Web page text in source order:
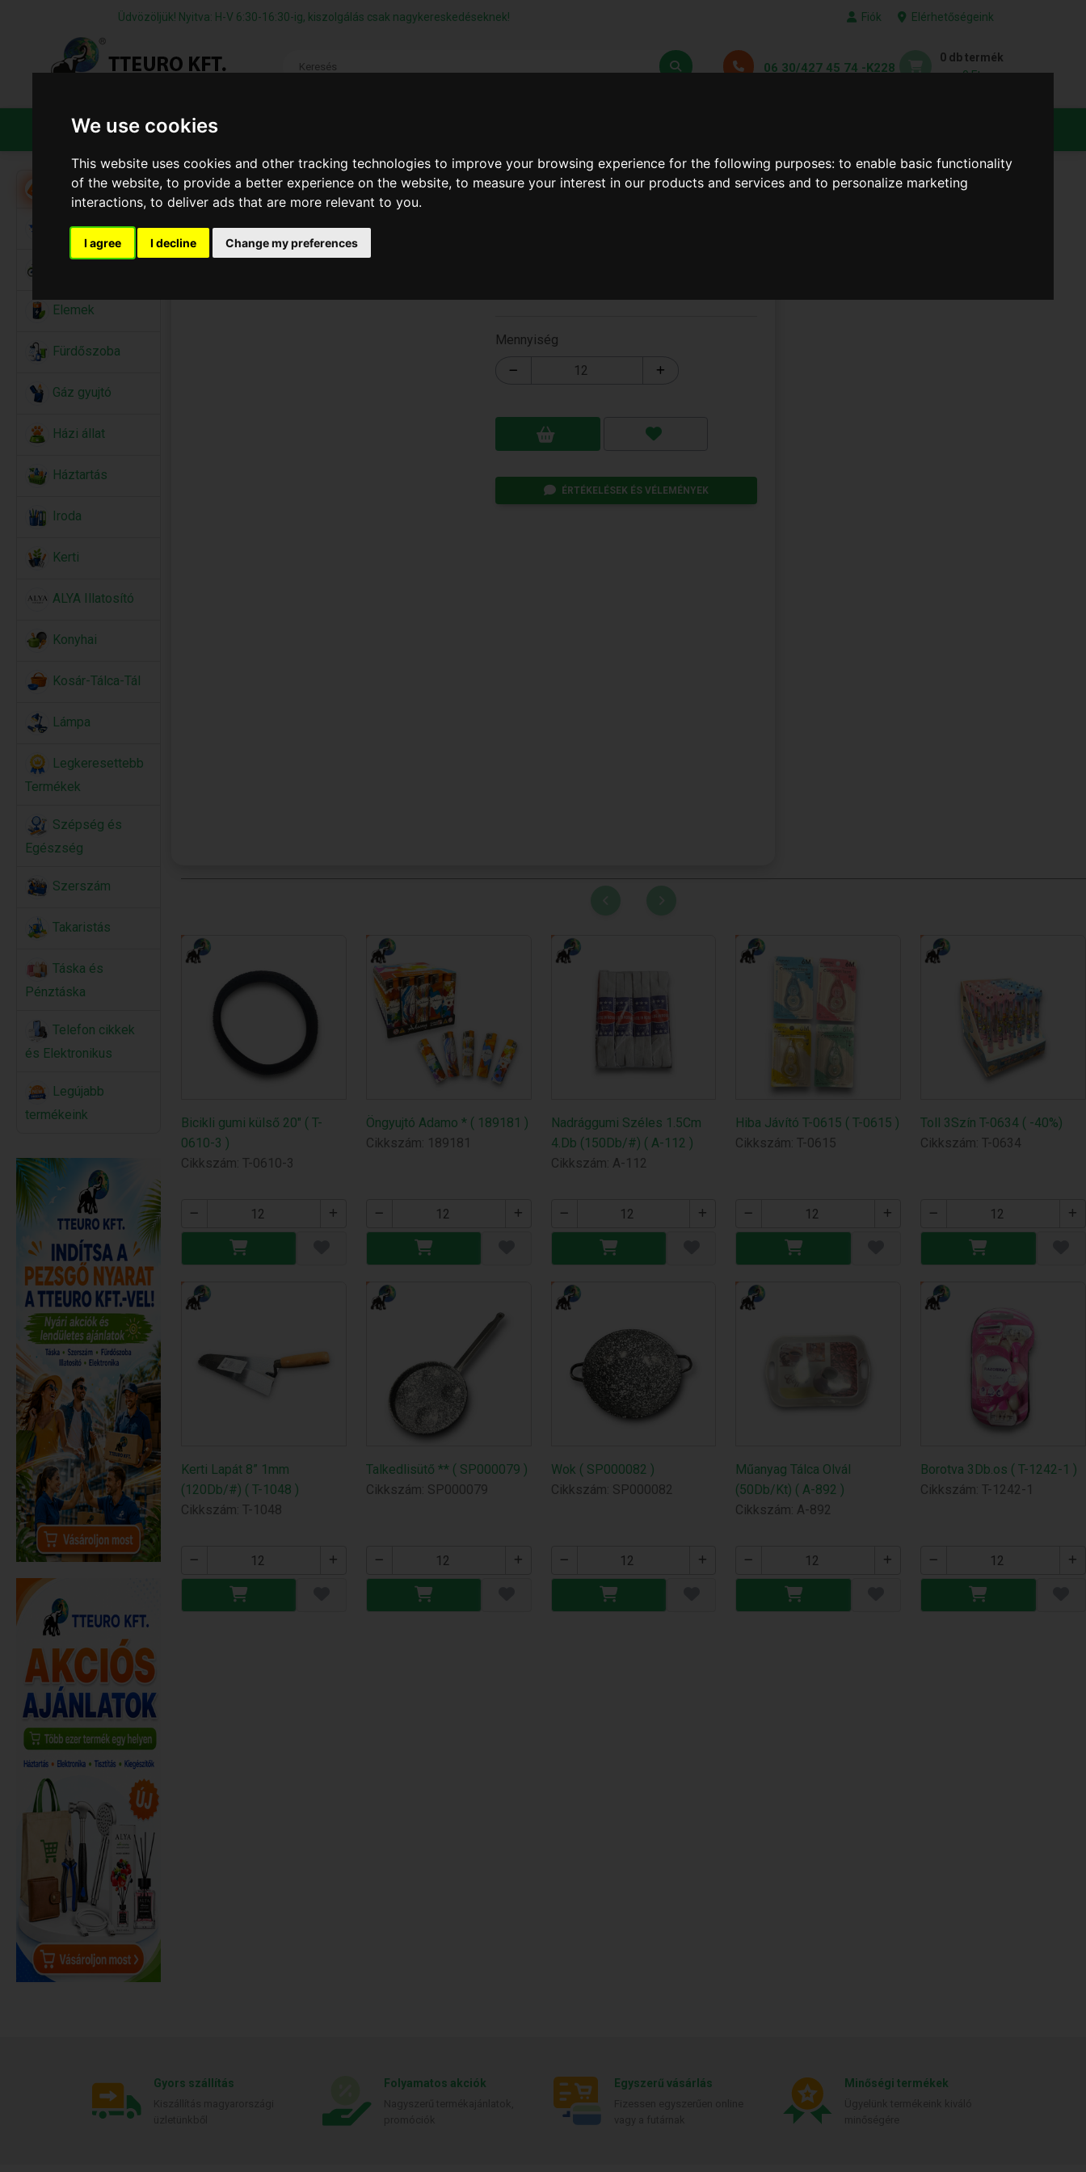
We use cookies
This website uses cookies and other tracking technologies to improve your browsing experience for the following purposes:to enable basic functionality
of the website,to provide a better experience on the website,to measure your interest in our products and services and to personalize marketing
interactions,to deliver ads that are more relevant to you.
I agree I decline Change my preferences
Üdvözöljük! Nyitva: H-V 6:30-16:30-ig, kiszolgálás csak nagykereskedéseknek! Fiók Elérhetőségeink
06 30/427 45 74 -K228
0 db termék
0 Ft
TERMÉKEK
Akció
Alkalmi Kellékek
Elemek
Fürdőszoba
Gáz gyujtó
Házi állat
Háztartás
Iroda
Kerti
ALYA Illatosító
Konyhai
Kosár-Tálca-Tál
Lámpa
Legkeresettebb
Termékek
Szépség és
Egészség
Szerszám
Takaristás
Táska és
Pénztáska
Telefon cikkek
és Elektronikus
Legújabb
termékeink
Mennyiség
ÉRTÉKELÉSEK ÉS VÉLEMÉNYEK
Bicikli gumi külső 20" ( T-
0610-3 )
Cikkszám: T-0610-3
Öngyujtó Adamo * ( 189181 )
Cikkszám: 189181
Nadrággumi Széles 1.5Cm
4.Db (150Db/#) ( A-112 )
Cikkszám: A-112
Hiba Jávító T-0615 ( T-0615 )
Cikkszám: T-0615
Toll 3Szín T-0634 ( -40%)
Cikkszám: T-0634
Kerti Lapát 8” 1mm
(120Db/#) ( T-1048 )
Cikkszám: T-1048
Talkedlisütő ** ( SP000079 )
Cikkszám: SP000079
Wok ( SP000082 )
Cikkszám: SP000082
Műanyag Tálca Olvál
(50Db/Kt) ( A-892 )
Cikkszám: A-892
Borotva 3Db.os ( T-1242-1 )
Cikkszám: T-1242-1
Gyors szállítás Folyamatos akciók Egyszerű vásárlás Minőségi termékek